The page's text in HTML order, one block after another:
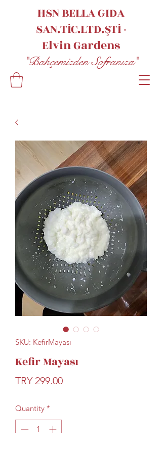
HSN BELLA GIDA
SAN.TİC.LTD.ŞTİ -
ElvinGardens
"Bahçemizden Sofranıza"
SKU: KefirMayası
Kefir Mayası
TRY 299.00Price
Quantity *